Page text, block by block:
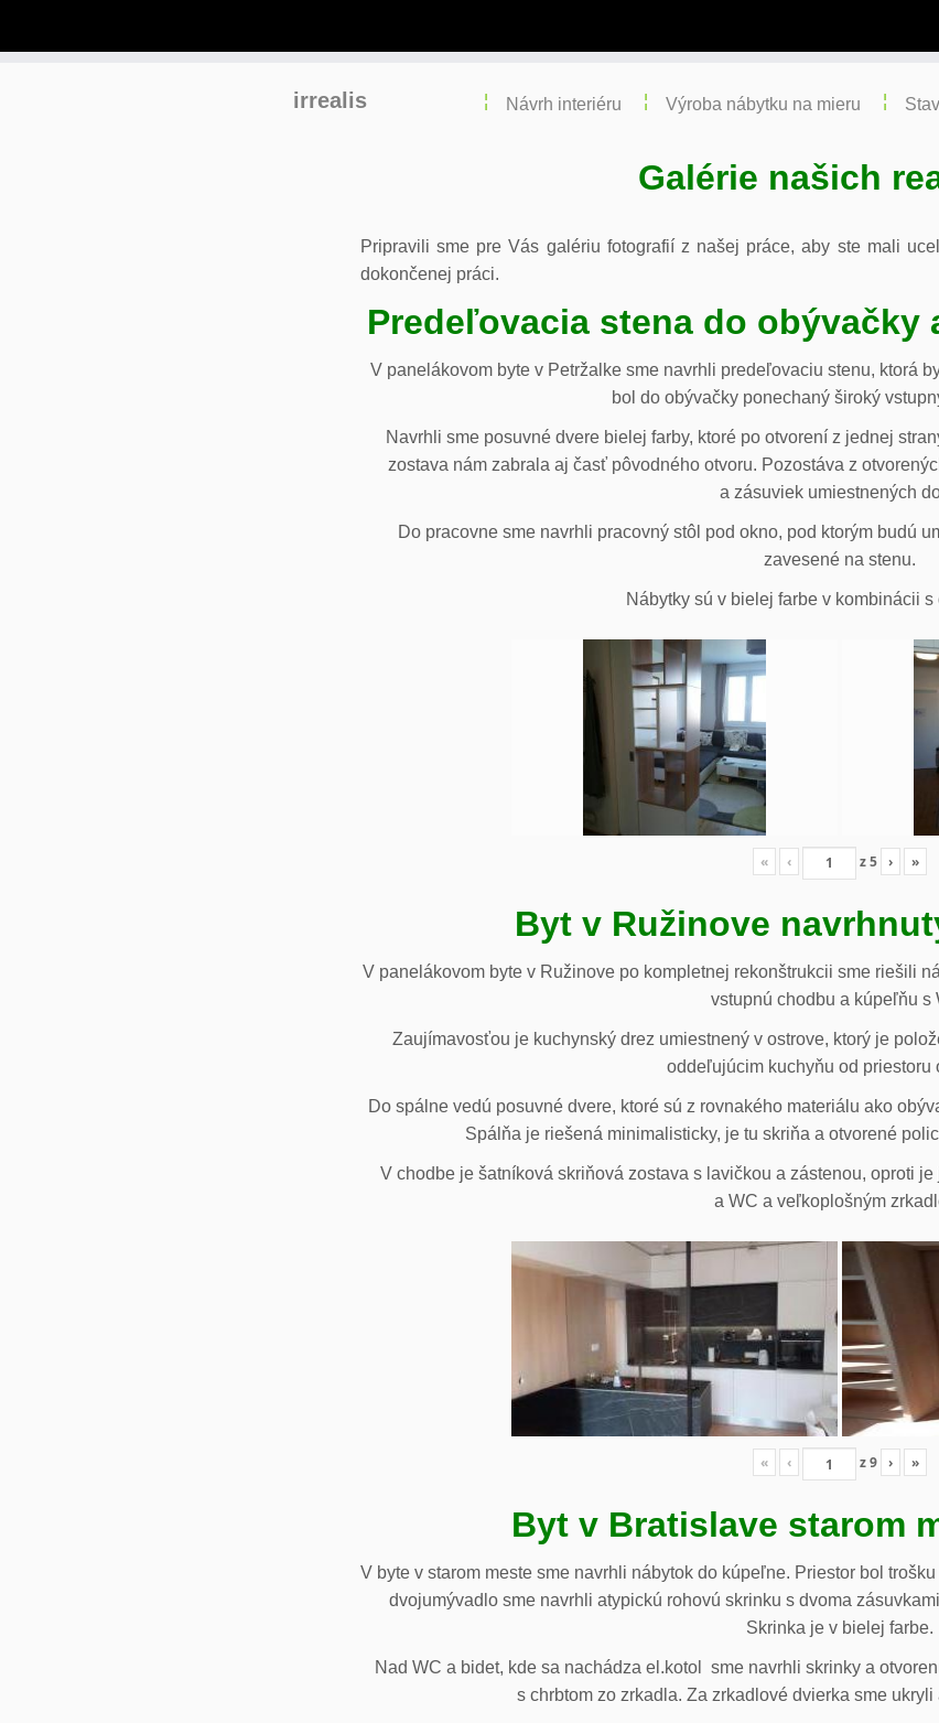
irrealis Návrh interiéru Výroba nábytku na mieru
Galérie našich
Pripravili sme pre Vás galériu fotografií z našej práce, aby ste mali
dokončenej práci.
Predeľovacia stena do obývačky
V panelákovom byte v Petržalke sme navrhli predeľovaciu stenu, ktorá
bol do obývačky ponechaný široký
Navrhli sme posuvné dvere bielej farby, ktoré po otvorení z jednej
zostava nám zabrala aj časť pôvodného otvoru. Pozostáva z
a zásuviek umiestnených
Do pracovne sme navrhli pracovný stôl pod okno, pod ktorým budú
zavesené na stenu.
Nábytky sú v bielej farbe v kombinácii s
« ‹ z5 › »
Byt v Ružinove
V panelákovom byte v Ružinove po kompletnej rekonštrukcii sme riešili
vstupnú chodbu a kúpeľňu s
Zaujímavosťou je kuchynský drez umiestnený v ostrove, ktorý je
oddeľujúcim kuchyňu od priestoru
Do spálne vedú posuvné dvere, ktoré sú z rovnakého materiálu ako
Spálňa je riešená minimalisticky, je tu skriňa a otvorené
V chodbe je šatníková skriňová zostava s lavičkou a zástenou, oproti
a WC a veľkoplošným
« ‹ z9 › »
Byt v Bratislave starom
V byte v starom meste sme navrhli nábytok do kúpeľne. Priestor bol
dvojumývadlo sme navrhli atypickú rohovú skrinku s dvoma
Skrinka je v bielej farbe.
Nad WC a bidet, kde sa nachádza el.kotol sme navrhli skrinky a
s chrbtom zo zrkadla. Za zrkadlové dvierka sme